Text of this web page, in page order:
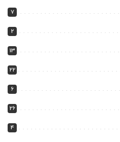
7
2
13
22
6
26
4